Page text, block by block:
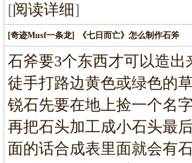
[阅读详细]
[奇迹Musf一条龙] 《七日而亡》怎么制作石斧
石斧要3个东西才可以造
徒手打路边黄色或绿色的
锐石先要在地上捡一个名
再把石头加工成小石头最
面的话合成表里面就会有